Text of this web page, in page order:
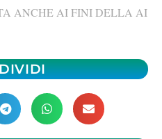
ANCHE AI FINI DELLA AI